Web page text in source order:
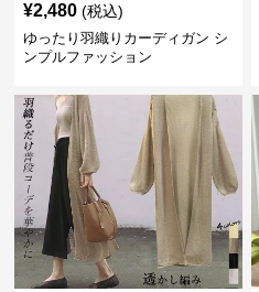
¥2,480 (税込)
ゆったり羽織りカーディガン シ
ンプルファッション